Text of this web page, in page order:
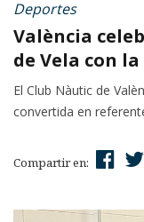
Deportes
València
de Vela con
El Club Nàutic de
convertida en
Compartir en: